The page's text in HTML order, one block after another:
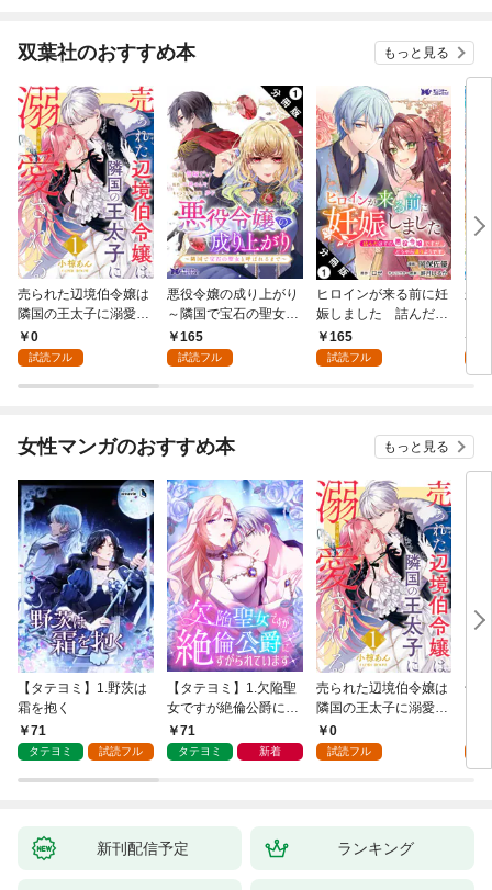
双葉社のおすすめ本 もっと見る
売られた辺境伯令嬢は
隣国の王太子に溺愛さ
れる 1
0
試読フル
悪役令嬢の成り上がり
～隣国で宝石の聖女と
呼ばれるまで～（コミ
ック） 分冊版 1
165
試読フル
ヒロインが来る前に妊
娠しました 詰んだは
ずの悪役令嬢ですが、
どうやら違うようです
165
試読フル
か
女性マンガのおすすめ本 もっと見る
【タテヨミ】1.野茨は
霜を抱く
71
タテヨミ 試読フル
【タテヨミ】1.欠陥聖
女ですが絶倫公爵にす
がられています
71
タテヨミ 新着
売られた辺境伯令嬢は
隣国の王太子に溺愛さ
れる 1
0
試読フル
千
家
新刊配信予定 ランキング